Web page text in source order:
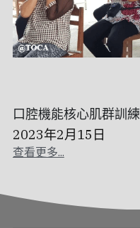
口腔機能核心肌群訓練
2023年2月15日
查看更多...